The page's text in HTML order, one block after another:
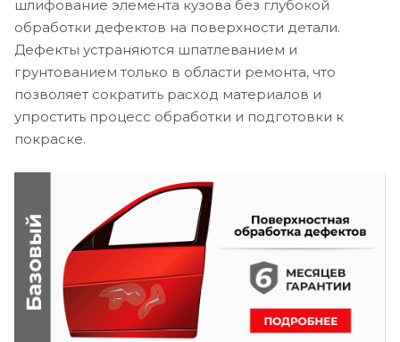
шлифование элемента кузова без глубокой
обработки дефектов на поверхности детали.
Дефекты устраняются шпатлеванием и
грунтованием только в области ремонта, что
позволяет сократить расход материалов и
упростить процесс обработки и подготовки к
покраске.